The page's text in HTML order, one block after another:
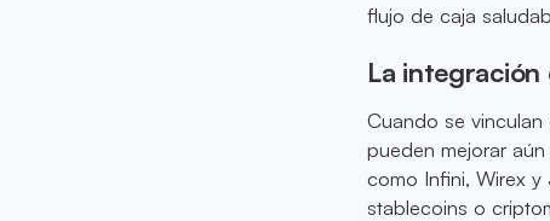
flujo de caja
La
Cuando se
pueden mejorar
como Infini, Wirex
stablecoins o